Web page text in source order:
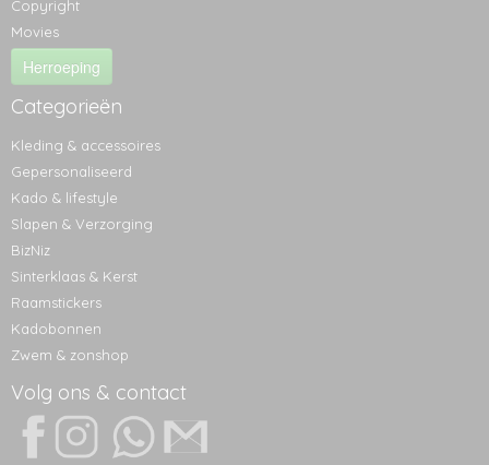
Copyright
Movies
Herroeping
Categorieën
Kleding & accessoires
Gepersonaliseerd
Kado & lifestyle
Slapen & Verzorging
BizNiz
Sinterklaas & Kerst
Raamstickers
Kadobonnen
Zwem & zonshop
Volg ons & contact